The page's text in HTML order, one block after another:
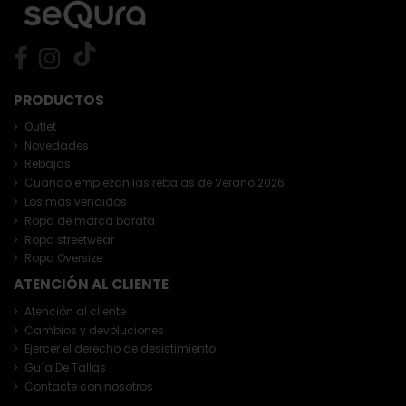
PRODUCTOS
Outlet
Novedades
Rebajas
Cuándo empiezan las rebajas de Verano 2026
Los más vendidos
Ropa de marca barata
Ropa streetwear
Ropa Oversize
ATENCIÓN AL CLIENTE
Atención al cliente
Cambios y devoluciones
Ejercer el derecho de desistimiento
Guía De Tallas
Contacte con nosotros